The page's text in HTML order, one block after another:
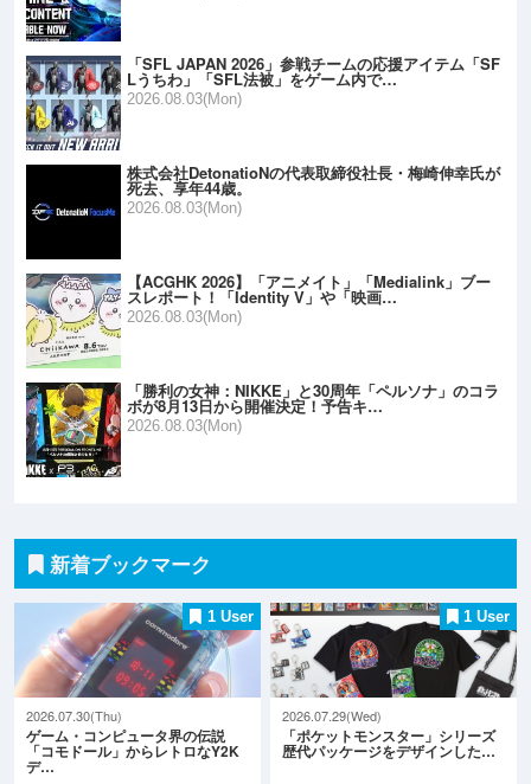
「SFL JAPAN 2026」参戦チームの応援アイテム「SF
Lうちわ」「SFL法被」をゲーム内で…
2026.08.03(Mon)
株式会社DetonatioNの代表取締役社長・梅崎伸幸氏が
死去、享年44歳。
2026.08.03(Mon)
【ACGHK 2026】「アニメイト」「Medialink」ブー
スレポート！「Identity V」や「映画…
2026.08.03(Mon)
「勝利の女神：NIKKE」と30周年「ペルソナ」のコラ
ボが8月13日から開催決定！予告キ…
2026.08.03(Mon)
新着ブックマーク
1 User
2026.07.30(Thu)
ゲーム・コンピュータ界の伝説
「コモドール」からレトロなY2K
デ…
1 User
2026.07.29(Wed)
「ポケットモンスター」シリーズ
歴代パッケージをデザインした…